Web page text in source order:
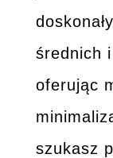
średnich
oferując
szukasz